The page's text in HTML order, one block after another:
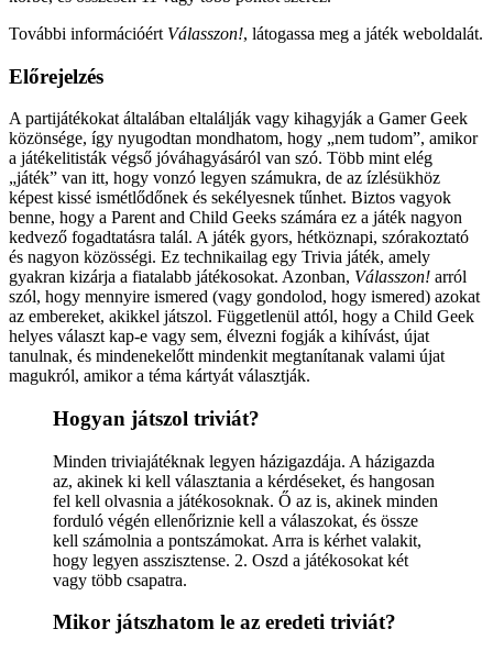
További információért Válasszon!, látogassa meg a játék weboldalát.
Előrejelzés
A partijátékokat általában eltalálják vagy kihagyják a Gamer Geek
közönsége, így nyugodtan mondhatom, hogy „nem tudom”, amikor
a játékelitisták végső jóváhagyásáról van szó. Több mint elég
„játék” van itt, hogy vonzó legyen számukra, de az ízlésükhöz
képest kissé ismétlődőnek és sekélyesnek tűnhet. Biztos vagyok
benne, hogy a Parent and Child Geeks számára ez a játék nagyon
kedvező fogadtatásra talál. A játék gyors, hétköznapi, szórakoztató
és nagyon közösségi. Ez technikailag egy Trivia játék, amely
gyakran kizárja a fiatalabb játékosokat. Azonban, Válasszon! arról
szól, hogy mennyire ismered (vagy gondolod, hogy ismered) azokat
az embereket, akikkel játszol. Függetlenül attól, hogy a Child Geek
helyes választ kap-e vagy sem, élvezni fogják a kihívást, újat
tanulnak, és mindenekelőtt mindenkit megtanítanak valami újat
magukról, amikor a téma kártyát választják.
Hogyan játszol triviát?
Minden triviajátéknak legyen házigazdája. A házigazda
az, akinek ki kell választania a kérdéseket, és hangosan
fel kell olvasnia a játékosoknak. Ő az is, akinek minden
forduló végén ellenőriznie kell a válaszokat, és össze
kell számolnia a pontszámokat. Arra is kérhet valakit,
hogy legyen asszisztense. 2. Oszd a játékosokat két
vagy több csapatra.
Mikor játszhatom le az eredeti triviát?